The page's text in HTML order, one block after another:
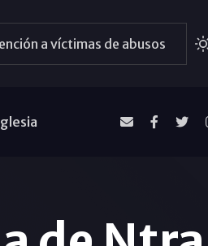
a víctimas de abusos